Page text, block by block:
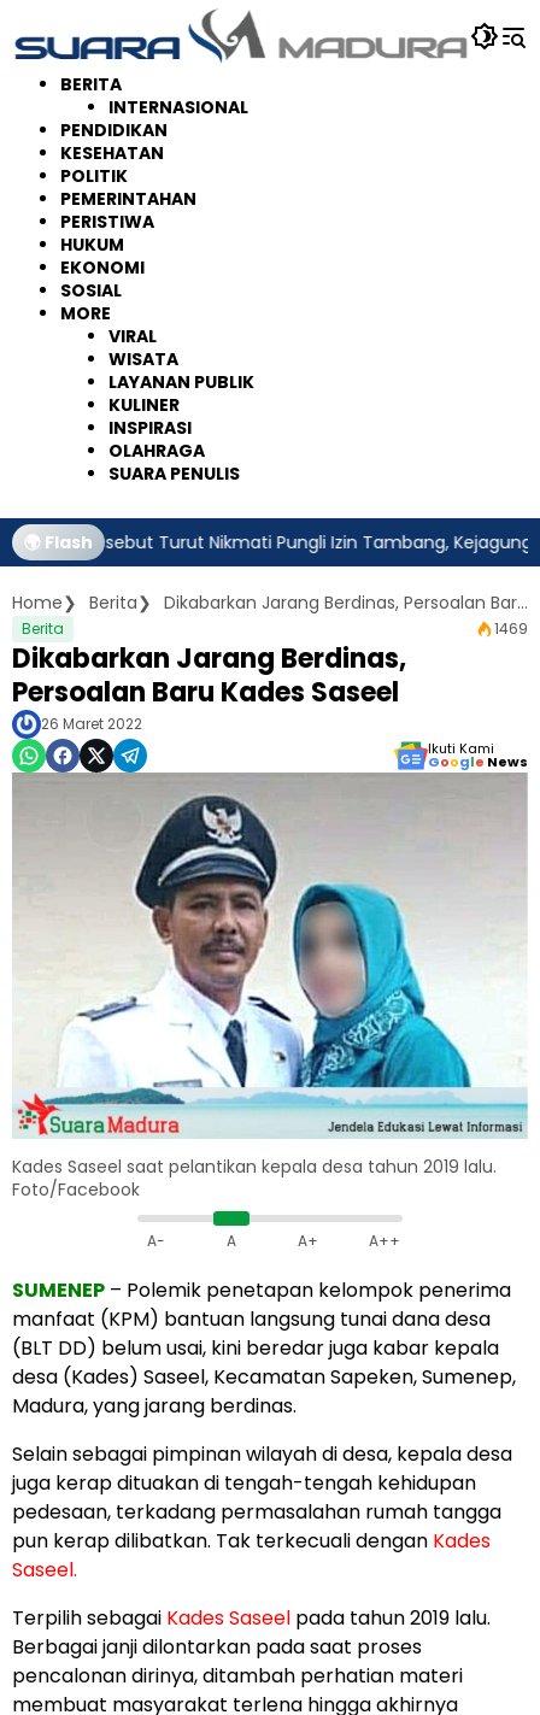
ke
konten
BERITA
INTERNASIONAL
PENDIDIKAN
KESEHATAN
POLITIK
PEMERINTAHAN
PERISTIWA
HUKUM
EKONOMI
SOSIAL
MORE
VIRAL
WISATA
LAYANAN PUBLIK
KULINER
INSPIRASI
OLAHRAGA
SUARA PENULIS
🌍 Flash
Disebut Turut Nikmati Pungli Izin Tambang, Kejagung Harus
Home Berita Dikabarkan Jarang Berdinas, Persoalan Baru Kades Saseel
Berita 1469
Dikabarkan Jarang Berdinas,
Persoalan Baru Kades Saseel
26 Maret 2022
Ikuti Kami
Google News
Kades Saseel saat pelantikan kepala desa tahun 2019 lalu.
Foto/Facebook
A- A A+ A++
SUMENEP – Polemik penetapan kelompok penerima
manfaat (KPM) bantuan langsung tunai dana desa
(BLT DD) belum usai, kini beredar juga kabar kepala
desa (Kades) Saseel, Kecamatan Sapeken, Sumenep,
Madura, yang jarang berdinas.
Selain sebagai pimpinan wilayah di desa, kepala desa
juga kerap dituakan di tengah-tengah kehidupan
pedesaan, terkadang permasalahan rumah tangga
pun kerap dilibatkan. Tak terkecuali dengan Kades
Saseel.
Terpilih sebagai Kades Saseel pada tahun 2019 lalu.
Berbagai janji dilontarkan pada saat proses
pencalonan dirinya, ditambah perhatian materi
membuat masyarakat terlena hingga akhirnya